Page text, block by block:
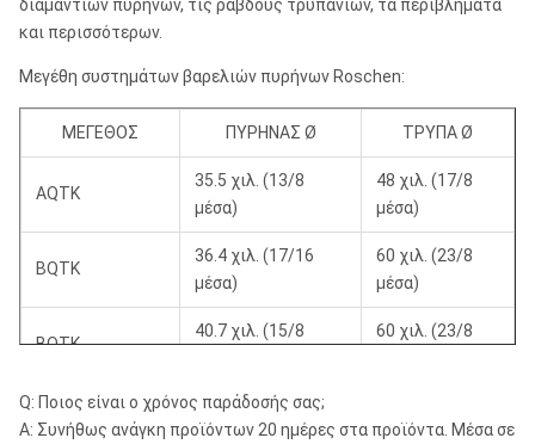
διαμαντιών πυρήνων, τις ράβδους τρυπανιών, τα περιβλήματα
και περισσότερων.
Μεγέθη συστημάτων βαρελιών πυρήνων Roschen:
ΜΕΓΕΘΟΣ ΠΥΡΗΝΑΣ Ø ΤΡΥΠΑ Ø
AQTK
35.5 χιλ. (13/8
μέσα)
48 χιλ. (17/8
μέσα)
BQTK
36.4 χιλ. (17/16
μέσα)
60 χιλ. (23/8
μέσα)
BQTK
40.7 χιλ. (15/8
60 χιλ. (23/8
NQ
47.6 χιλ. (17/8
μέσα)
μέσα)
Q: Ποιος είναι ο χρόνος παράδοσής σας;
Α: Συνήθως ανάγκη προϊόντων 20 ημέρες στα προϊόντα. Μέσα σε